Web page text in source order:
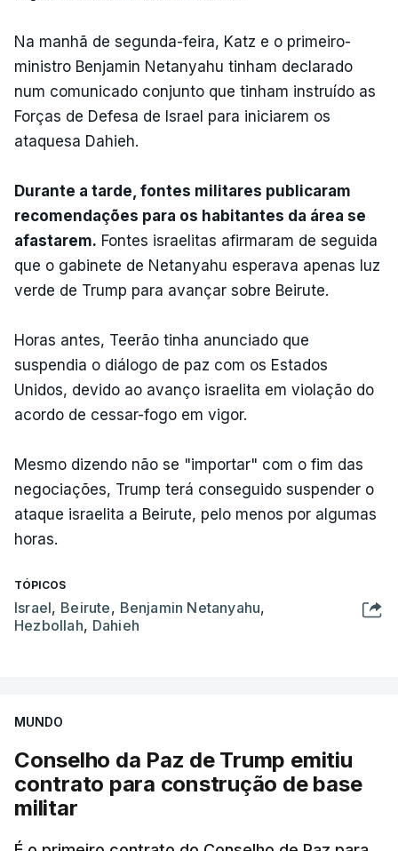
Na manhã de segunda-feira, Katz e o primeiro-
ministro Benjamin Netanyahu tinham declarado
num comunicado conjunto que tinham instruído as
Forças de Defesa de Israel para iniciarem os
ataquesa Dahieh.
Durante a tarde, fontes militares publicaram
recomendações para os habitantes da área se
afastarem. Fontes israelitas afirmaram de seguida
que o gabinete de Netanyahu esperava apenas luz
verde de Trump para avançar sobre Beirute.
Horas antes, Teerão tinha anunciado que
suspendia o diálogo de paz com os Estados
Unidos, devido ao avanço israelita em violação do
acordo de cessar-fogo em vigor.
Mesmo dizendo não se "importar" com o fim das
negociações, Trump terá conseguido suspender o
ataque israelita a Beirute, pelo menos por algumas
horas.
TÓPICOS
Israel, Beirute, Benjamin Netanyahu,
Hezbollah, Dahieh
MUNDO
Conselho da Paz de Trump emitiu
contrato para construção de base
militar